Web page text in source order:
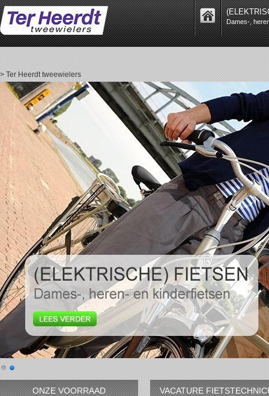
Dames-,
> Ter Heerdt tweewielers
ONZE VOORRAAD VACATURE